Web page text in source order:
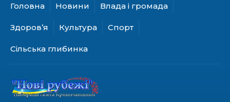
18.07.2026
Криничанської громади за
100-ий день народження відзначила
жителька Первозванівки Олена
Головна Новини Влада і громада
Здоров’я Культура Спорт
Сільська глибинка